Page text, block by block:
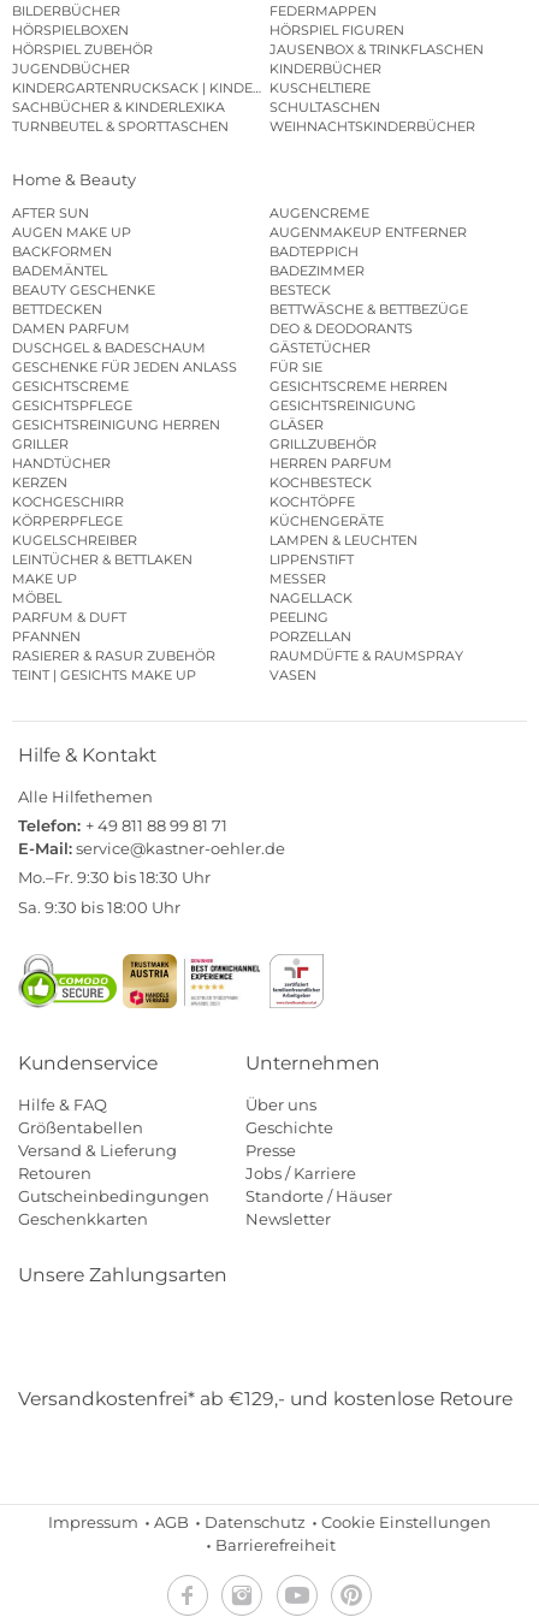
BILDERBÜCHER
FEDERMAPPEN
HÖRSPIELBOXEN
HÖRSPIEL FIGUREN
HÖRSPIEL ZUBEHÖR
JAUSENBOX & TRINKFLASCHEN
JUGENDBÜCHER
KINDERBÜCHER
KINDERGARTENRUCKSACK | KINDERGARTENBEUTEL
KUSCHELTIERE
SACHBÜCHER & KINDERLEXIKA
SCHULTASCHEN
TURNBEUTEL & SPORTTASCHEN
WEIHNACHTSKINDERBÜCHER
Home & Beauty
AFTER SUN
AUGENCREME
AUGEN MAKE UP
AUGENMAKEUP ENTFERNER
BACKFORMEN
BADTEPPICH
BADEMÄNTEL
BADEZIMMER
BEAUTY GESCHENKE
BESTECK
BETTDECKEN
BETTWÄSCHE & BETTBEZÜGE
DAMEN PARFUM
DEO & DEODORANTS
DUSCHGEL & BADESCHAUM
GÄSTETÜCHER
GESCHENKE FÜR JEDEN ANLASS
FÜR SIE
GESICHTSCREME
GESICHTSCREME HERREN
GESICHTSPFLEGE
GESICHTSREINIGUNG
GESICHTSREINIGUNG HERREN
GLÄSER
GRILLER
GRILLZUBEHÖR
HANDTÜCHER
HERREN PARFUM
KERZEN
KOCHBESTECK
KOCHGESCHIRR
KOCHTÖPFE
KÖRPERPFLEGE
KÜCHENGERÄTE
KUGELSCHREIBER
LAMPEN & LEUCHTEN
LEINTÜCHER & BETTLAKEN
LIPPENSTIFT
MAKE UP
MESSER
MÖBEL
NAGELLACK
PARFUM & DUFT
PEELING
PFANNEN
PORZELLAN
RASIERER & RASUR ZUBEHÖR
RAUMDÜFTE & RAUMSPRAY
TEINT | GESICHTS MAKE UP
VASEN
Hilfe & Kontakt
Alle Hilfethemen
Telefon: + 49 811 88 99 81 71
E-Mail:service@kastner-oehler.de
Mo.–Fr. 9:30 bis 18:30 Uhr
Sa. 9:30 bis 18:00 Uhr
Kundenservice
Hilfe & FAQ
Größentabellen
Versand & Lieferung
Retouren
Gutscheinbedingungen
Geschenkkarten
Unternehmen
Über uns
Geschichte
Presse
Jobs / Karriere
Standorte / Häuser
Newsletter
Unsere Zahlungsarten
Versandkostenfrei* ab €129,- und kostenlose Retoure
Impressum AGB Datenschutz
Cookie Einstellungen
Barrierefreiheit